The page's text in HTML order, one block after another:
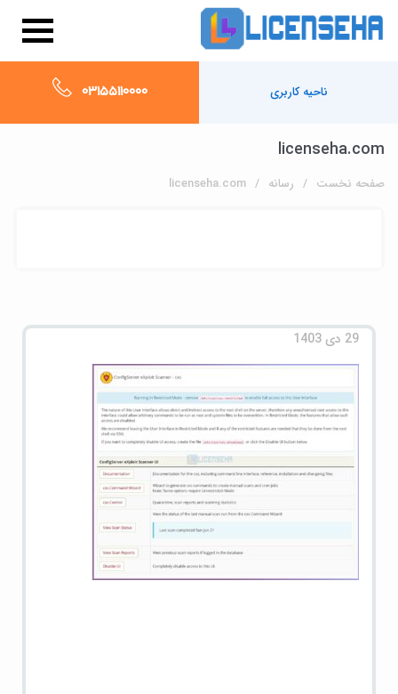
ناحیه کاربری 03155110000
licenseha.com
صفحه نخست رسانه licenseha.com
29 دی 1403